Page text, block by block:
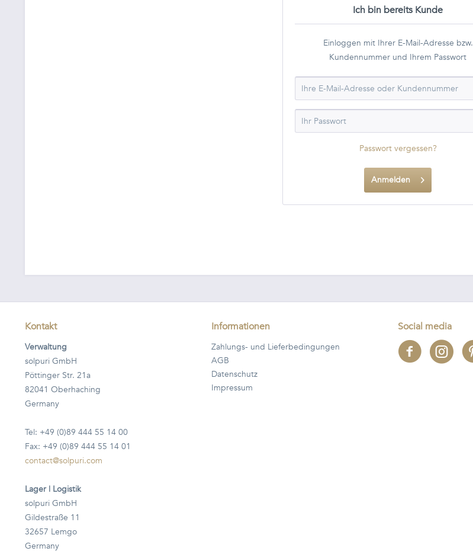
Ich bin bereits Kunde
Einloggen mit Ihrer E-Mail-Adresse bzw.
Kundennummer und Ihrem Passwort
Passwort vergessen?
Anmelden
Kontakt
Verwaltung
solpuri GmbH
Pöttinger Str. 21a
82041 Oberhaching
Germany
Tel: +49 (0)89 444 55 14 00
Fax: +49 (0)89 444 55 14 01
contact@solpuri.com
Lager | Logistik
solpuri GmbH
Gildestraße 11
32657 Lemgo
Germany
Informationen
Zahlungs- und Lieferbedingungen
AGB
Datenschutz
Impressum
Social media